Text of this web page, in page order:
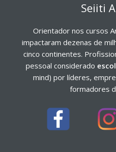
Seiiti
Orientador nos cursos
impactaram dezenas de
cinco continentes.
pessoal considerado
mind) por líderes,
formadores